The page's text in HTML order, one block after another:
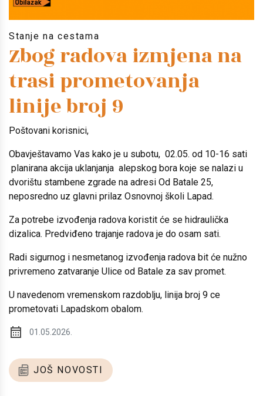
Stanje na cestama
Zbog radova izmjena na
trasi prometovanja
linije broj 9
Poštovani korisnici,
Obavještavamo Vas kako je u subotu, 02.05. od 10-16 sati
planirana akcija uklanjanja alepskog bora koje se nalazi u
dvorištu stambene zgrade na adresi Od Batale 25,
neposredno uz glavni prilaz Osnovnoj školi Lapad.
Za potrebe izvođenja radova koristit će se hidraulička
dizalica. Predviđeno trajanje radova je do osam sati.
Radi sigurnog i nesmetanog izvođenja radova bit će nužno
privremeno zatvaranje Ulice od Batale za sav promet.
U navedenom vremenskom razdoblju, linija broj 9 ce
prometovati Lapadskom obalom.
01.05.2026.
JOŠ NOVOSTI